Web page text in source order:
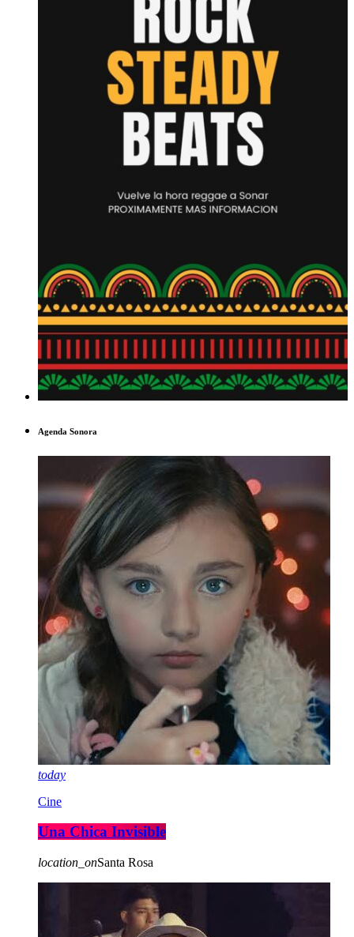
Agenda Sonora
today
Cine
Una Chica Invisible
location_onSanta Rosa